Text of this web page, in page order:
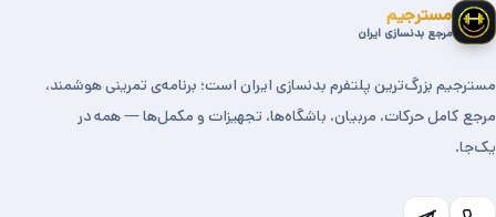
مسترجیم
مرجع بدنسازی ایران
مسترجیم بزرگ‌ترین پلتفرم بدنسازی ایران است؛ برنامه‌ی تمرینی هوشمند،
مرجع کامل حرکات، مربیان، باشگاه‌ها، تجهیزات و مکمل‌ها — همه در
یک‌جا.